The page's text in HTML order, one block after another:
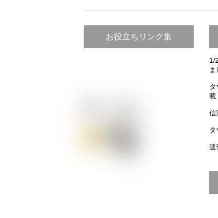
お役立ちリンク集
1/
載
信
週